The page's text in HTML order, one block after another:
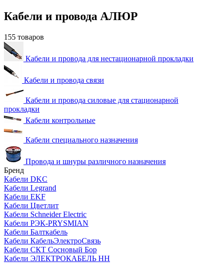
Кабели и провода АЛЮР
155 товаров
Кабели и провода для нестационарной прокладки
Кабели и провода связи
Кабели и провода силовые для стационарной
прокладки
Кабели контрольные
Кабели специального назначения
Провода и шнуры различного назначения
Бренд
Кабели DKC
Кабели Legrand
Кабели EKF
Кабели Цветлит
Кабели Schneider Electric
Кабели РЭК-PRYSMIAN
Кабели Балткабель
Кабели КабельЭлектроСвязь
Кабели СКТ Сосновый Бор
Кабели ЭЛЕКТРОКАБЕЛЬ НН